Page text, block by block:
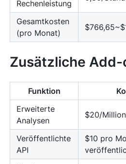
Rechenleistung
Gesamtkosten
(pro Monat)
Zusätzliche
Funktion
Erweiterte
Analysen
$20/
Veröffentlichte
API
$10 pro